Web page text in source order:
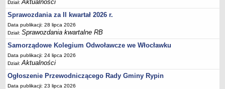
Zmiany budżetu
Wieloletnia Prognoza Finansowa
Majątek gminy
Majątek jednostek organizacyjnych
Dług publiczny
Realizacja inwestycji
Sprawozdania z wykonania budżetu
Dział:Aktualności
Sprawozdania za II kwartał 2026 r.
Data publikacji: 28 lipca 2026
Dział:Sprawozdania kwartalne RB
Samorządowe Kolegium Odwoławcze we Włocławku
Data publikacji: 24 lipca 2026
Dział:Aktualności
Ogłoszenie Przewodniczącego Rady Gminy Rypin
Data publikacji: 23 lipca 2026